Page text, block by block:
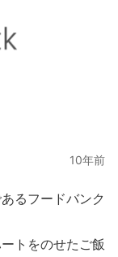
10年前
るフードバンク
トをのせたご飯